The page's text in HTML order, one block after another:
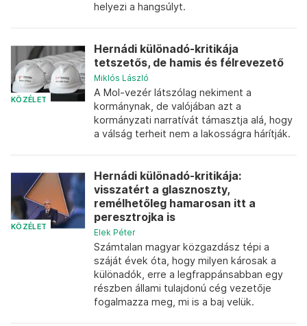
helyezi a hangsúlyt.
KÖZÉLET
Hernádi különadó-kritikája
tetszetős, de hamis és félrevezető
Miklós László
A Mol-vezér látszólag nekiment a
kormánynak, de valójában azt a
kormányzati narratívát támasztja alá, hogy
a válság terheit nem a lakosságra hárítják.
KÖZÉLET
Hernádi különadó-kritikája:
visszatért a glasznoszty,
remélhetőleg hamarosan itt a
peresztrojka is
Elek Péter
Számtalan magyar közgazdász tépi a
száját évek óta, hogy milyen károsak a
különadók, erre a legfrappánsabban egy
részben állami tulajdonú cég vezetője
fogalmazza meg, mi is a baj velük.